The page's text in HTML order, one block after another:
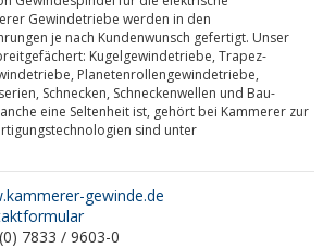
Gewindetriebe werden in den
je nach Kundenwunsch gefertigt. Unser
Kugel­gewinde­triebe, Trapez­
Planeten­rollen­gewinde­triebe,
Schnecken, Schnecken­wellen und Bau­
eine Seltenheit ist, gehört bei Kammerer zur
sind unter
gewinde.de
7833 / 9603-0